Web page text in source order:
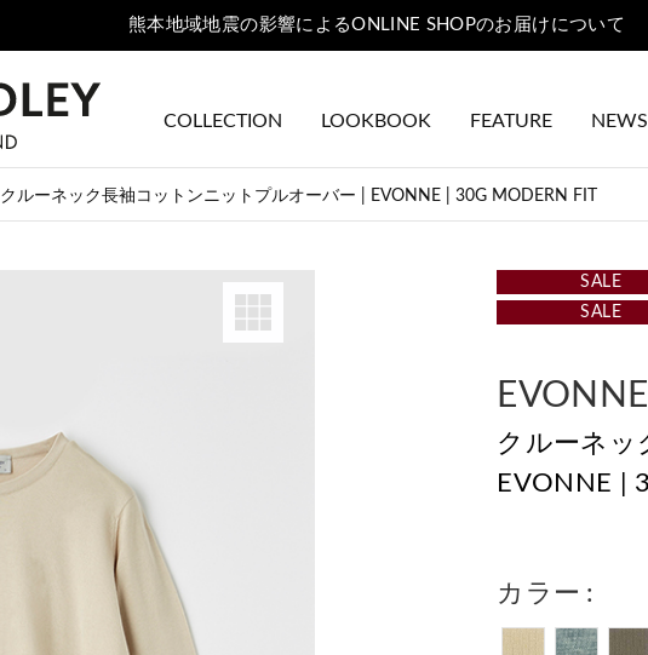
熊本地域地震の影響によるONLINE SHOPのお届けについて
COLLECTION LOOKBOOK FEATURE NEWS
クルーネック長袖コットンニットプルオーバー | EVONNE | 30G MODERN FIT
SALE
SALE
EVONNE
クルーネッ
EVONNE |
カラー